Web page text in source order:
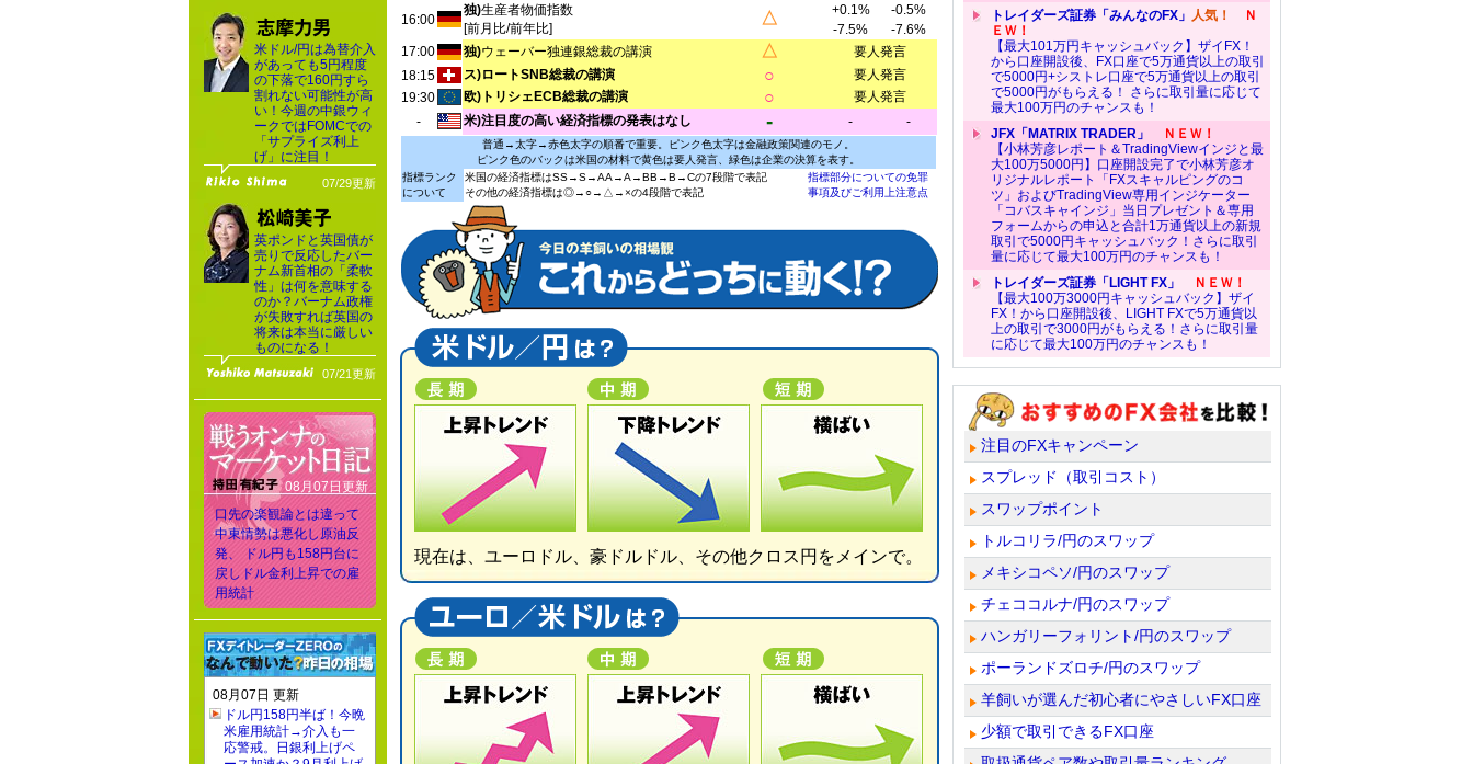
16:00
独)生産者物価指数
[前月比/前年比]
△ +0.1%
-0.5%
-7.5%
-7.6%
17:00
独)ウェーバー独連銀総裁の講演 △
要人発言
18:15
ス)ロートSNB総裁の講演 ○
要人発言
19:30
欧)トリシェECB総裁の講演 ○
要人発言
-
米)注目度の高い経済指標の発表はなし - - -
普通→太字→赤色太字の順番で重要。ピンク色太字は金融政策関連のモノ。
ピンク色のバックは米国の材料で黄色は要人発言、緑色は企業の決算を表す。
指標ランク
について
米国の経済指標はSS→S→AA→A→BB→B→Cの7段階で表記
その他の経済指標は◎→○→△→×の4段階で表記
指標部分についての免罪
事項及びご利用上注意点
現在は、ユーロドル、豪ドルドル、その他クロス円をメインで。
トレイダーズ証券「みんなのFX」 人気！
Ｎ
ＥＷ！
【最大101万円キャッシュバック】ザイFX！
から口座開設後、FX口座で5万通貨以上の取引
で5000円+シストレ口座で5万通貨以上の取引
で5000円がもらえる！ さらに取引量に応じて
最大100万円のチャンスも！
JFX「MATRIX TRADER」
ＮＥＷ！
【小林芳彦レポート＆TradingViewインジと最
大100万5000円】口座開設完了で小林芳彦オ
リジナルレポート「FXスキャルピングのコ
ツ」およびTradingView専用インジケーター
「コバスキャインジ」当日プレゼント＆専用
フォームからの申込と合計1万通貨以上の新規
取引で5000円キャッシュバック！さらに取引
量に応じて最大100万円のチャンスも！
トレイダーズ証券「LIGHT FX」
ＮＥＷ！
【最大100万3000円キャッシュバック】ザイ
FX！から口座開設後、LIGHT FXで5万通貨以
上の取引で3000円がもらえる！さらに取引量
に応じて最大100万円のチャンスも！
注目のFXキャンペーン
スプレッド（取引コスト）
スワップポイント
トルコリラ/円のスワップ
メキシコペソ/円のスワップ
チェココルナ/円のスワップ
ハンガリーフォリント/円のスワップ
ポーランドズロチ/円のスワップ
羊飼いが選んだ初心者にやさしいFX口座
少額で取引できるFX口座
米ドル/円は為替介入
があっても5円程度
の下落で160円すら
割れない可能性が高
い！今週の中銀ウィ
ークではFOMCでの
「サプライズ利上
げ」に注目！
07/29更新
英ポンドと英国債が
売りで反応したバー
ナム新首相の「柔軟
性」は何を意味する
のか？バーナム政権
が失敗すれば英国の
将来は本当に厳しい
ものになる！
07/21更新
08月07日更新
口先の楽観論とは違って
中東情勢は悪化し原油反
発、 ドル円も158円台に
戻しドル金利上昇での雇
用統計
08月07日 更新
ドル円158円半ば！今晩
米雇用統計→介入も一
応警戒。日銀利上げペ